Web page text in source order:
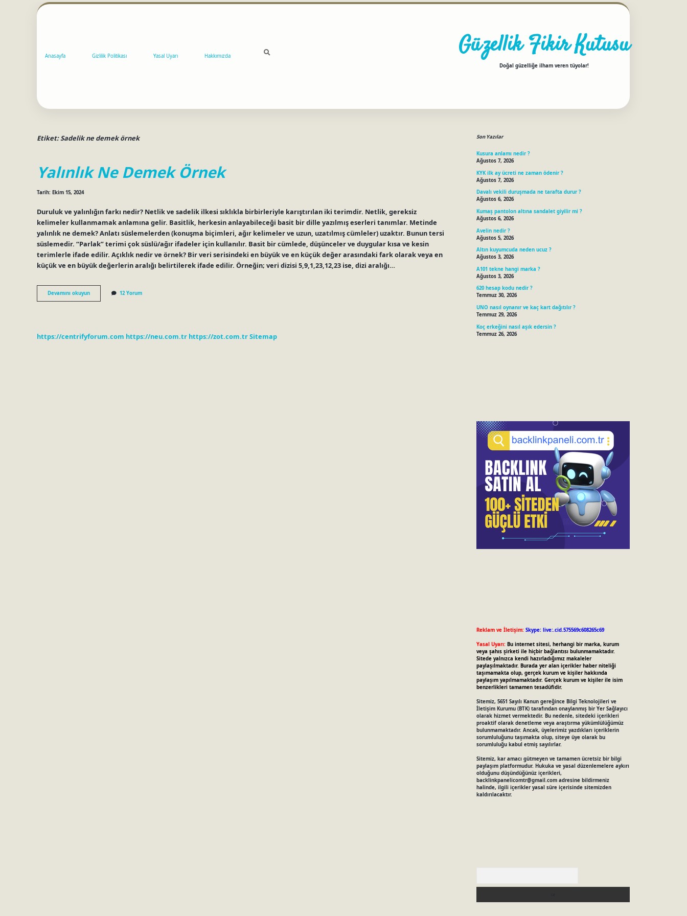
Anasayfa Gizlilik Politikası Yasal Uyarı Hakkımızda Güzellik Fikir Kutusu
Doğal güzelliğe ilham veren tüyolar!
Etiket:Sadelik ne demek örnek
Yalınlık Ne Demek Örnek
Tarih: Ekim 15, 2024
Duruluk ve yalınlığın farkı nedir? Netlik ve sadelik ilkesi sıklıkla birbirleriyle karıştırılan iki terimdir. Netlik, gereksiz
kelimeler kullanmamak anlamına gelir. Basitlik, herkesin anlayabileceği basit bir dille yazılmış eserleri tanımlar. Metinde
yalınlık ne demek? Anlatı süslemelerden (konuşma biçimleri, ağır kelimeler ve uzun, uzatılmış cümleler) uzaktır. Bunun tersi
süslemedir. “Parlak” terimi çok süslü/ağır ifadeler için kullanılır. Basit bir cümlede, düşünceler ve duygular kısa ve kesin
terimlerle ifade edilir. Açıklık nedir ve örnek? Bir veri serisindeki en büyük ve en küçük değer arasındaki fark olarak veya en
küçük ve en büyük değerlerin aralığı belirtilerek ifade edilir. Örneğin; veri dizisi 5,9,1,23,12,23 ise, dizi aralığı…
Devamını okuyunYalınlık
Ne
12 Yorum
https://centrifyforum.com https://neu.com.tr https://zot.com.trSitemap
Son Yazılar
Kusura anlamı nedir ?
Ağustos 7, 2026
KYK ilk ay ücreti ne zaman ödenir ?
Ağustos 7, 2026
Davalı vekili duruşmada ne tarafta durur ?
Ağustos 6, 2026
Kumaş pantolon altına sandalet giyilir mi ?
Ağustos 6, 2026
Avelin nedir ?
Ağustos 5, 2026
Altın kuyumcuda neden ucuz ?
Ağustos 3, 2026
A101 tekne hangi marka ?
Ağustos 3, 2026
620 hesap kodu nedir ?
Temmuz 30, 2026
UNO nasıl oynanır ve kaç kart dağıtılır ?
Temmuz 29, 2026
Koç erkeğini nasıl aşık edersin ?
Temmuz 26, 2026
Reklam ve İletişim: Skype: live:.cid.575569c608265c69
Yasal Uyarı: Bu internet sitesi, herhangi bir marka, kurum
veya şahıs şirketi ile hiçbir bağlantısı bulunmamaktadır.
Sitede yalnızca kendi hazırladığımız makaleler
paylaşılmaktadır. Burada yer alan içerikler haber niteliği
taşımamakta olup, gerçek kurum ve kişiler hakkında
paylaşım yapılmamaktadır. Gerçek kurum ve kişiler ile isim
benzerlikleri tamamen tesadüfidir.
Sitemiz, 5651 Sayılı Kanun gereğince Bilgi Teknolojileri ve
İletişim Kurumu (BTK) tarafından onaylanmış bir Yer Sağlayıcı
olarak hizmet vermektedir. Bu nedenle, sitedeki içerikleri
proaktif olarak denetleme veya araştırma yükümlülüğümüz
bulunmamaktadır. Ancak, üyelerimiz yazdıkları içeriklerin
sorumluluğunu taşımakta olup, siteye üye olarak bu
sorumluluğu kabul etmiş sayılırlar.
Sitemiz, kar amacı gütmeyen ve tamamen ücretsiz bir bilgi
paylaşım platformudur. Hukuka ve yasal düzenlemelere aykırı
olduğunu düşündüğünüz içerikleri,
backlinkpanelicomtr@gmail.comadresine bildirmeniz
halinde, ilgili içerikler yasal süre içerisinde sitemizden
kaldırılacaktır.